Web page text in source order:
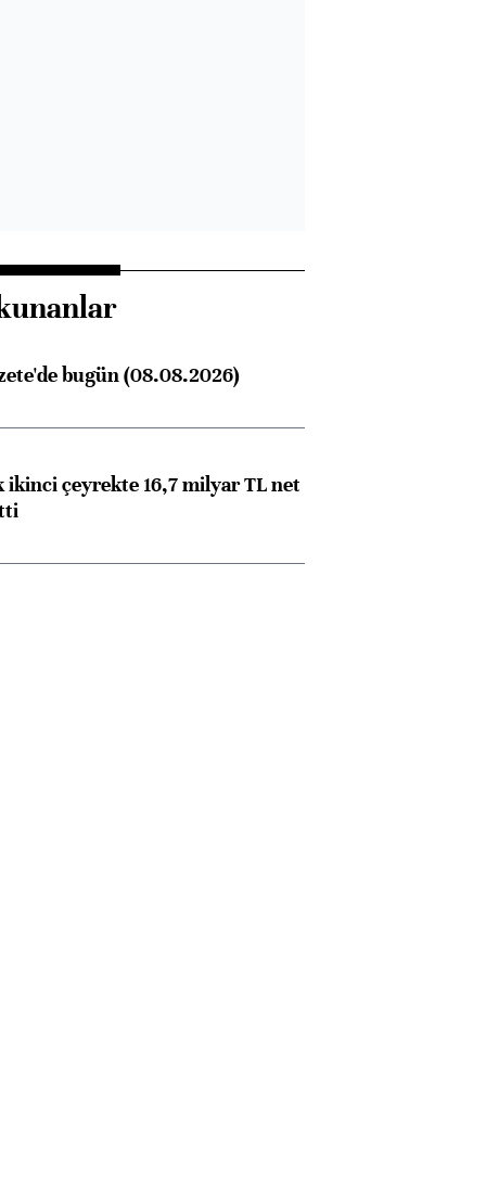
bugün (08.08.2026)
ikinci çeyrekte 16,7 milyar TL net